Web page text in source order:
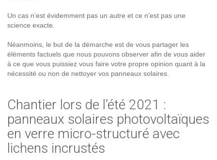
Un cas n’est évidemment pas un autre et ce n’est pas une
science exacte.
Néanmoins, le but de la démarche est de vous partager les
éléments factuels que nous pouvons observer afin de vous aider
à ce que vous puissiez vous faire votre propre opinion quant à la
nécessité ou non de nettoyer vos panneaux solaires.
Chantier lors de l’été 2021 :
panneaux solaires photovoltaïques
en verre micro-structuré avec
lichens incrustés